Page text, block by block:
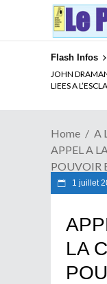
Flash Infos
JOHN
LIEES A
ELECTION DE
Quand Patrice
Home
A
APPEL A
POUVOIR
1 juillet
LA